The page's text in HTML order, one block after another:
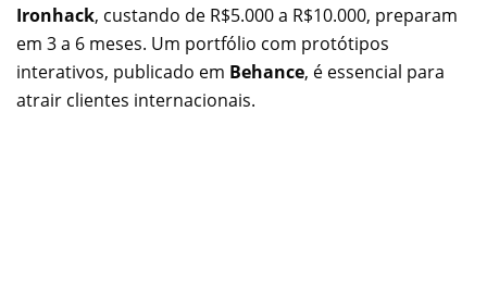
Ironhack, custando de R$5.000 a R$10.000, preparam
em 3 a 6 meses. Um portfólio com protótipos
interativos, publicado em Behance, é essencial para
atrair clientes internacionais.